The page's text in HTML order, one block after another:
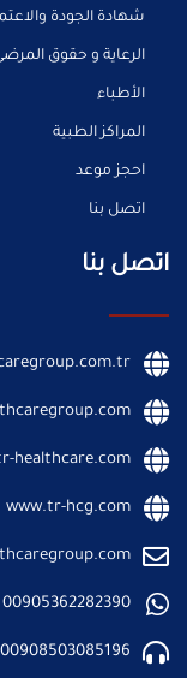
شهادة الجودة
الرعاية و حقوق
الأطباء
المراكز الطبية
احجز موعد
اتصل بنا
اتصل بنا
healthcare.com
www.tr-hcg.com
00905362282390
00908503085196